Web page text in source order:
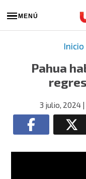
MENÚ
Inicio
Pahua
3 julio, 2024 |